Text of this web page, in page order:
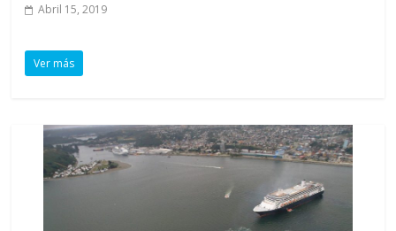
Abril 15, 2019
Ver más